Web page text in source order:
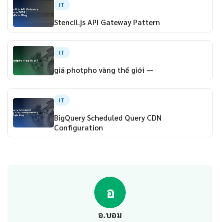
IT
Stencil.js API Gateway Pattern
IT
giá photpho vàng thế giới —
IT
BigQuery Scheduled Query CDN
Configuration
อ
อ.บอม